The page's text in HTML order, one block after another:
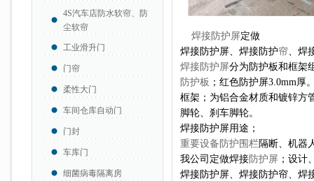
4S汽车店防水软帘、防
尘软帘
工业滑升门
门帘
柔性大门
车间仓库自动门
门封
车库门
细菌病毒隔离房
焊接防护屏定做
焊接防护屏、焊接防护帘、焊
焊接防护屏分为防护板和框架
防护板 ；红色防护屏3.0mm厚
框架；为铝合金材质和镀锌方
脚轮、刹车脚轮。
焊接防护屏用途；
重要设备防护围栏隔断、机器
我公司定做焊接防护屏 ；设计
焊接防护屏、焊接防护帘、焊